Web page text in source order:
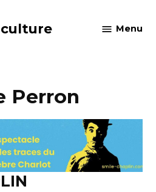
Menu
Perron